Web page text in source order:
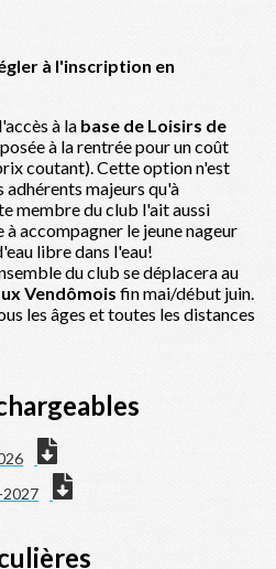
à l'inscription en
l'accès à la base de Loisirs de
à la rentrée pour un coût
coutant). Cette option n'est
adhérents majeurs qu'à
membre du club l'ait aussi
accompagner le jeune nageur
libre dans l'eau!
du club se déplacera au
Vendômois fin mai/début juin.
les âges et toutes les distances